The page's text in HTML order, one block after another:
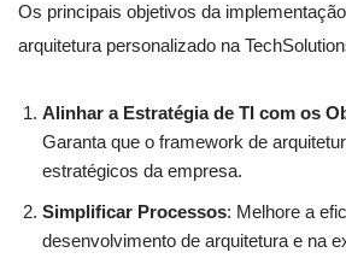
Os principais objetivos da
arquitetura personalizado na
Alinhar a Estratégia de TI com os
Garanta que o framework de
estratégicos da empresa.
Simplificar Processos: Melhore a
desenvolvimento de arquitetura e na